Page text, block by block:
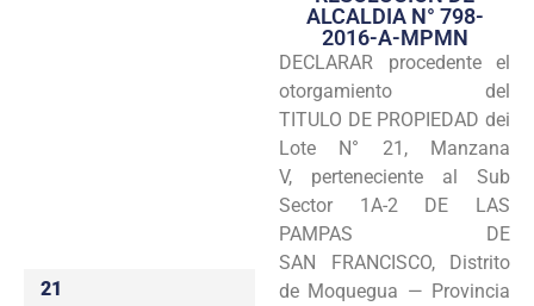
Seguridad
Programas
Intranet
21
ALCALDIA N° 798-
2016-A-MPMN
DECLARAR procedente el
otorgamiento del
TITULO DE PROPIEDAD dei
Lote N° 21, Manzana
V, perteneciente al Sub
Sector 1A-2 DE LAS
PAMPAS DE
SAN FRANCISCO, Distrito
de Moquegua — Provincia